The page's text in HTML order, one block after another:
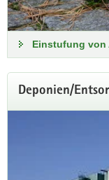
Einstufung von
Deponien/